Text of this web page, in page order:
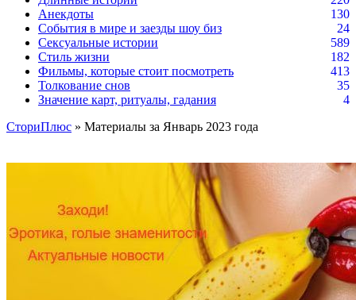
Анекдоты
130
События в мире и заезды шоу биз
24
Сексуальные истории
589
Стиль жизни
182
Фильмы, которые стоит посмотреть
413
Толкование снов
35
Значение карт, ритуалы, гадания
4
СториПлюс » Материалы за Январь 2023 года